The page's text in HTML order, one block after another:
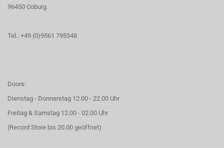
96450 Coburg
Tel.: +49 (0)9561 795348
Doors:
Dienstag - Donnerstag 12.00 - 22.00 Uhr
Freitag & Samstag 12.00 - 02.00 Uhr
(Record Store bis 20.00 geöffnet)